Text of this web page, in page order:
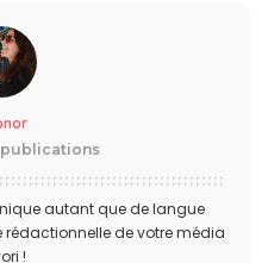
autant que de langue
de votre média
!